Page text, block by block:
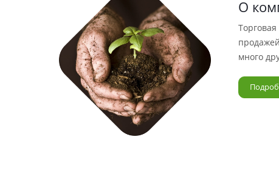
О
много